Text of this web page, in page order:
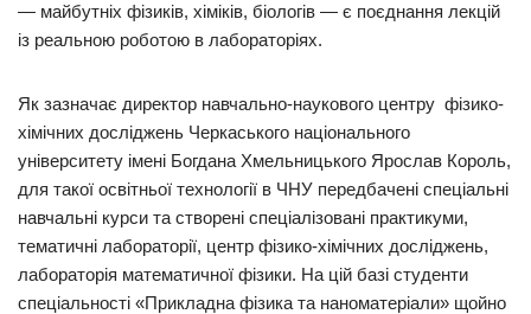
— майбутніх фізиків, хіміків, біологів — є поєднання лекцій
із реальною роботою в лабораторіях.
Як зазначає директор навчально-наукового центру фізико-
хімічних досліджень Черкаського національного
університету імені Богдана Хмельницького Ярослав Король,
для такої освітньої технології в ЧНУ передбачені спеціальні
навчальні курси та створені спеціалізовані практикуми,
тематичні лабораторії, центр фізико-хімічних досліджень,
лабораторія математичної фізики. На цій базі студенти
спеціальності «Прикладна фізика та наноматеріали» щойно